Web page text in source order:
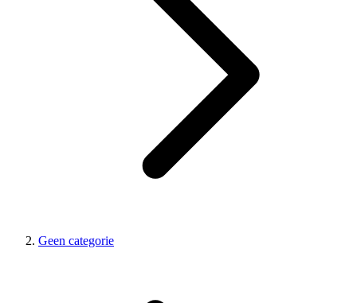
Geen categorie